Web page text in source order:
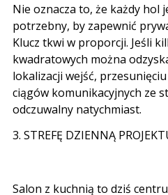
Nie oznacza to, że każdy hol
potrzebny, by zapewnić
Klucz tkwi w proporcji. Jeśli
kwadratowych można
lokalizacji wejść,
ciągów komunikacyjnych ze
odczuwalny natychmiast.
3. STREFĘ DZIENNĄ
Salon z kuchnią to dziś